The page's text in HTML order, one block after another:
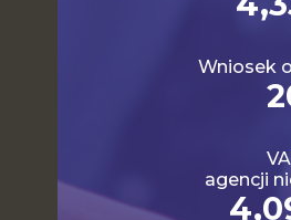
Wniosek
agencji